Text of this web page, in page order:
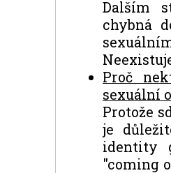
Dalším
chybná
Proč
sexuální
Protože
je
identity
"coming